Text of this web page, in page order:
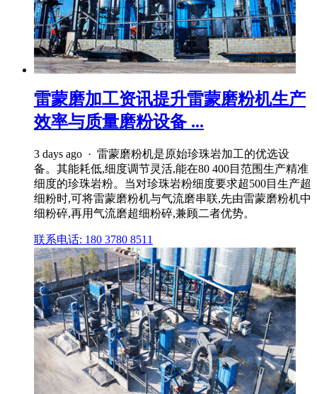
雷蒙磨加工资讯提升雷蒙磨粉机生产
效率与质量磨粉设备 ...
3 days ago · 雷蒙磨粉机是原始珍珠岩加工的优选设
备。其能耗低,细度调节灵活,能在80 400目范围生产精准
细度的珍珠岩粉。当对珍珠岩粉细度要求超500目生产超
细粉时,可将雷蒙磨粉机与气流磨串联,先由雷蒙磨粉机中
细粉碎,再用气流磨超细粉碎,兼顾二者优势。
联系电话: 180 3780 8511